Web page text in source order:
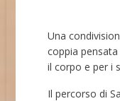
Una
coppia
il corpo e per i
Il percorso di